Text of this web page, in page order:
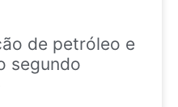
de petróleo e
segundo